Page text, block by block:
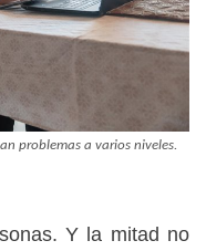
problemas a varios niveles.
Y la mitad no